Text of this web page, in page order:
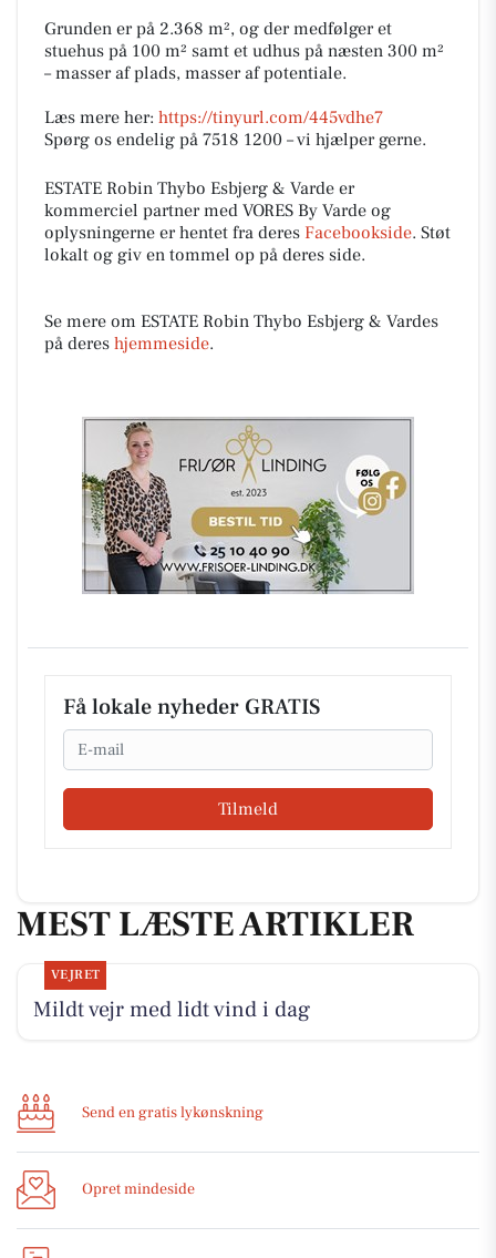
Grunden er på 2.368 m², og der medfølger et
stuehus på 100 m² samt et udhus på næsten 300 m²
– masser af plads, masser af potentiale.
Læs mere her: https://tinyurl.com/445vdhe7
Spørg os endelig på 7518 1200 – vi hjælper gerne.
ESTATE Robin Thybo Esbjerg & Varde er
kommerciel partner med VORES By Varde og
oplysningerne er hentet fra deres Facebookside. Støt
lokalt og giv en tommel op på deres side.
Se mere om ESTATE Robin Thybo Esbjerg & Vardes
på deres hjemmeside.
Få lokale nyheder GRATIS
Email
Tilmeld
MEST LÆSTE ARTIKLER
VEJRET
Mildt vejr med lidt vind i dag
Send en gratis lykønskning
Opret mindeside